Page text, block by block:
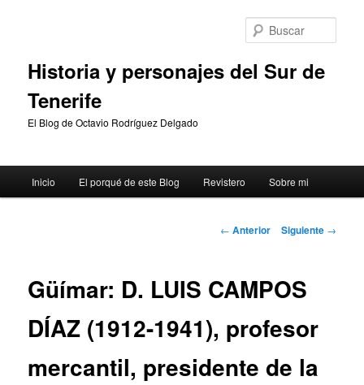
Historia y personajes del Sur de
Tenerife
El Blog de Octavio Rodríguez Delgado
principal
Inicio El porqué de este Blog Revistero Sobre mi
Navegación
← Anterior Siguiente →
Güímar: D. LUIS CAMPOS
DÍAZ (1912-1941), profesor
mercantil, presidente de la